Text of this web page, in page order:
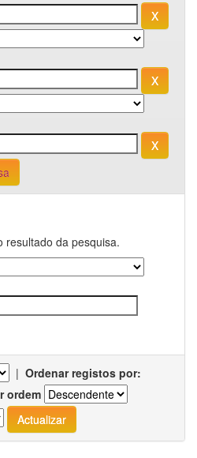
resultado da pesquisa.
| Ordenar registos por:
ordem